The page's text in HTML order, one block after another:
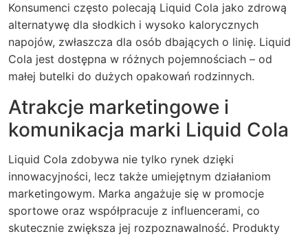
Konsumenci często polecają Liquid Cola jako zdrową
alternatywę dla słodkich i wysoko kalorycznych
napojów, zwłaszcza dla osób dbających o linię. Liquid
Cola jest dostępna w różnych pojemnościach – od
małej butelki do dużych opakowań rodzinnych.
Atrakcje marketingowe i
komunikacja marki Liquid Cola
Liquid Cola zdobywa nie tylko rynek dzięki
innowacyjności, lecz także umiejętnym działaniom
marketingowym. Marka angażuje się w promocje
sportowe oraz współpracuje z influencerami, co
skutecznie zwiększa jej rozpoznawalność. Produkty